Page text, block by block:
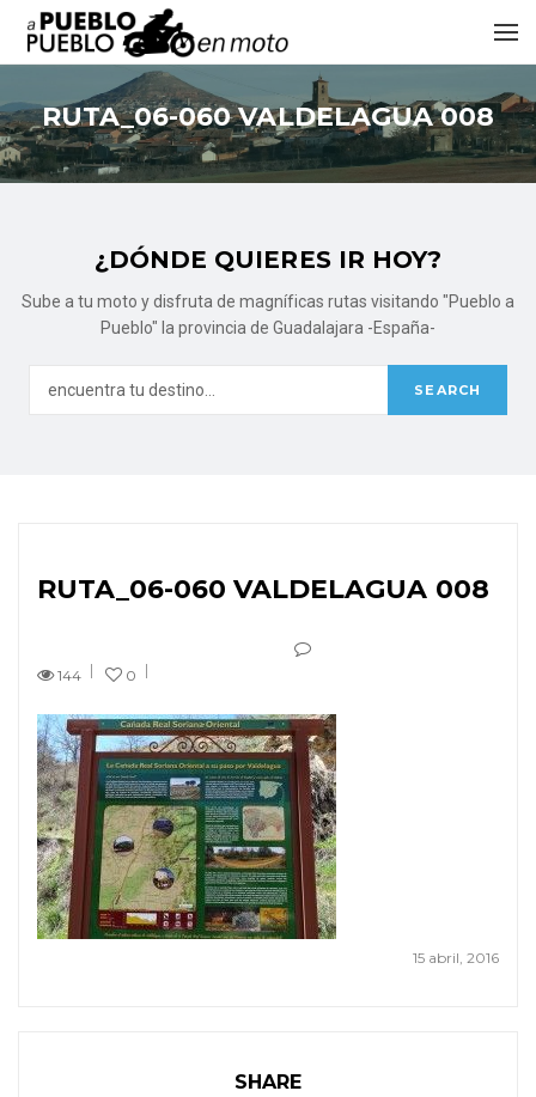
RUTA_06-060 VALDELAGUA 008
¿DÓNDE QUIERES IR HOY?
Sube a tu moto y disfruta de magníficas rutas visitando "Pueblo a
Pueblo" la provincia de Guadalajara -España-
RUTA_06-060 VALDELAGUA 008
144 0
15 abril, 2016
SHARE